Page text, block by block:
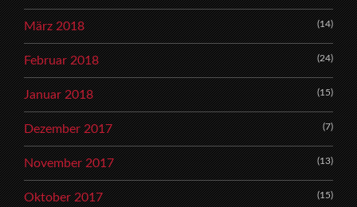
März 2018 (14)
Februar 2018 (24)
Januar 2018 (15)
Dezember 2017 (7)
November 2017 (13)
Oktober 2017 (15)